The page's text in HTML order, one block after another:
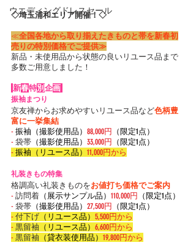
ウエディングドレスセール
◇埼玉浦和エリア開催！◇
≪​全国各地から取り揃えたきものと帯を新春初
売りの特別価格でご提供≫
新品・未使用品から状態の良いリユース品まで
多数ご用意しました！
新春特別 企画
振袖まつり
京友禅からお求めやすいリユース品など色柄豊
富に一挙集結
- 振袖（撮影使用品） 88,000円 （限定1点）
- 袋帯 （撮影使用品） 33,000円 （限定1点）
- 振袖（リユース品） 11,000円から
礼装きもの特集
格調高い礼装きものをお値打ち価格でご案内
- 訪問着 （展示サンプル品） 110,000円 （限定1点）
- 袋帯 （撮影使用品） 27,500円 （限定1点）
- 付下げ （リユース品） 5,500円から
- 黒留袖 （リユース品） 6,600円から
- 黒留袖 （貸衣装使用品） 19,800円から